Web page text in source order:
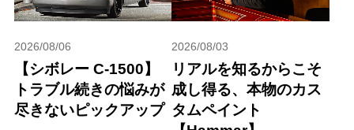
2026/08/06
【シボレー C-1500】
トラブル続きの悩みが
尽きないピックアップ
2026/08/03
リアルを知るからこそ
成し得る、本物のカス
タムペイント